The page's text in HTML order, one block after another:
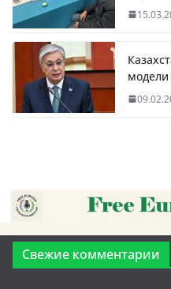
Свежие комментарии